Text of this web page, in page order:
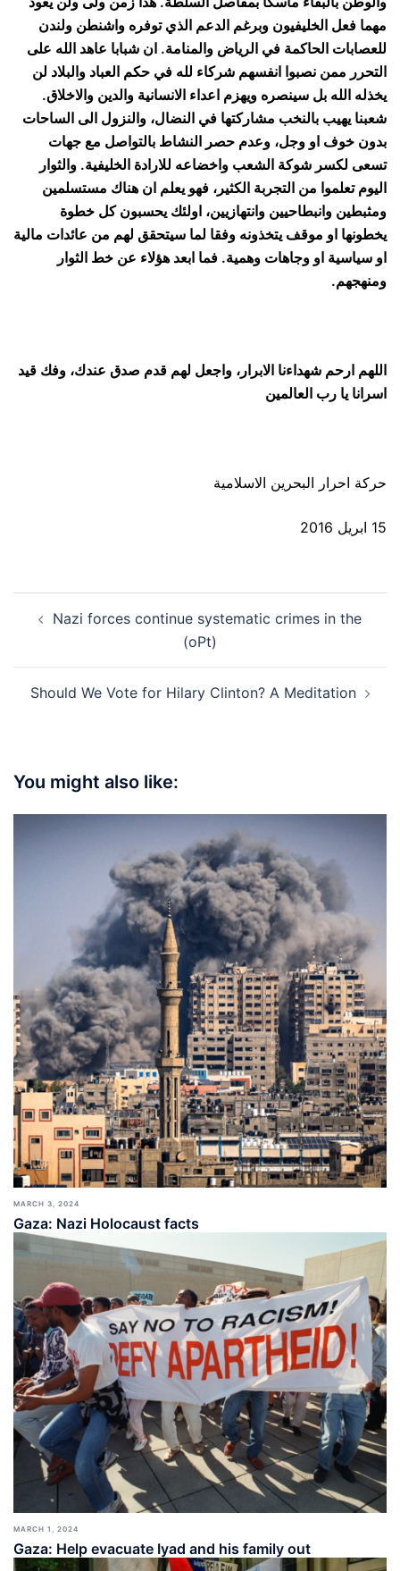
مهما فعل الخليفيون وبرغم الدعم الذي توفره واشنطن ولندن
للعصابات الحاكمة في الرياض والمنامة. ان شبابا عاهد الله على
التحرر ممن نصبوا انفسهم شركاء لله في حكم العباد والبلاد لن
يخذله الله بل سينصره ويهزم اعداء الانسانية والدين والاخلاق.
شعبنا يهيب بالنخب مشاركتها في النضال، والنزول الى الساحات
بدون خوف او وجل، وعدم حصر النشاط بالتواصل مع جهات
تسعى لكسر شوكة الشعب واخضاعه للارادة الخليفية. والثوار
اليوم تعلموا من التجربة الكثير، فهو يعلم ان هناك مستسلمين
ومثبطين وانبطاحيين وانتهازيين، اولئك يحسبون كل خطوة
يخطونها او موقف يتخذونه وفقا لما سيتحقق لهم من عائدات مالية
او سياسية او وجاهات وهمية. فما ابعد هؤلاء عن خط الثوار
ومنهجهم.
اللهم ارحم شهداءنا الابرار، واجعل لهم قدم صدق عندك، وفك قيد
اسرانا يا رب العالمين
حركة احرار البحرين الاسلامية
15 ابريل 2016
navigation
Nazi forces continue systematic crimes in the
(oPt)
Should We Vote for Hilary Clinton? A Meditation
You might also like:
MARCH 3, 2024
Gaza: Nazi Holocaust facts
MARCH 1, 2024
Gaza: Help evacuate Iyad and his family out